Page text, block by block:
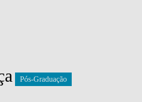
Pós-Graduação